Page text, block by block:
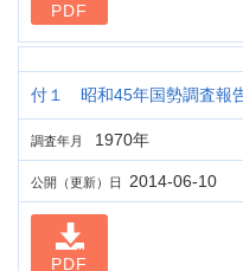
PDF
付１ 昭和45年国勢調査報
調査年月 1970年
公開（更新）日 2014-06-10
PDF